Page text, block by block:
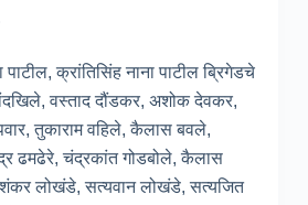
पाटील, क्रांतिसिंह नाना पाटील ब्रिगेडचे
वस्ताद दौंडकर, अशोक देवकर,
तुकाराम वहिले, कैलास बवले,
ढमढेरे, चंद्रकांत गोडबोले, कैलास
लोखंडे, सत्यवान लोखंडे, सत्यजित